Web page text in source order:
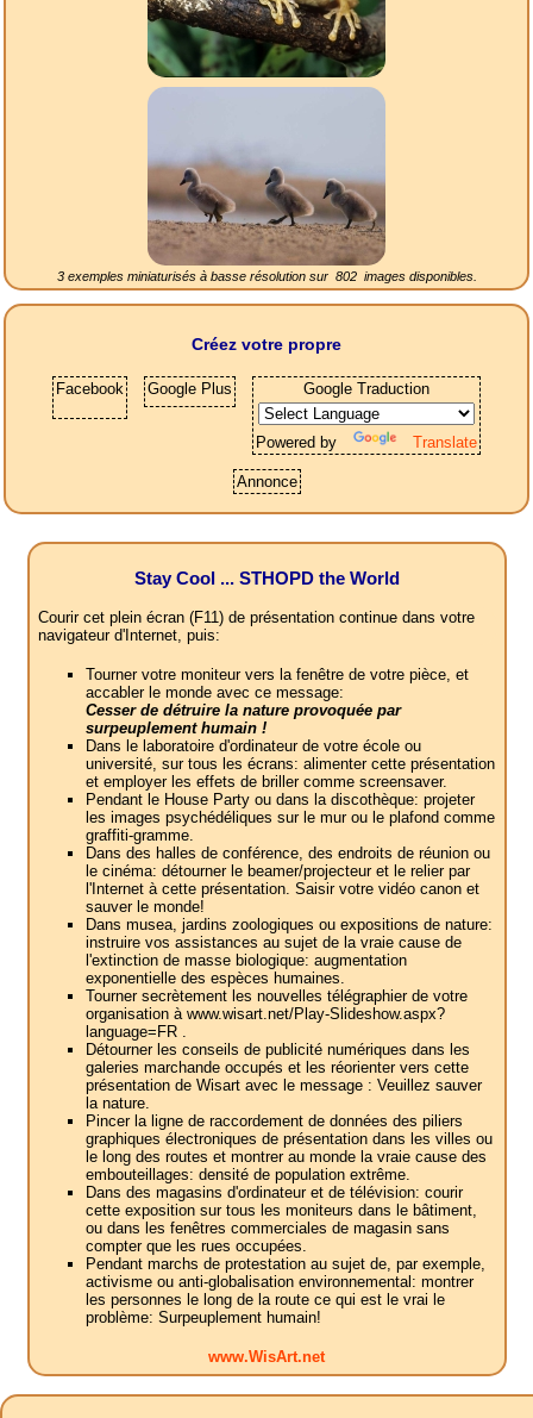
3 exemples miniaturisés à basse résolution sur 802images disponibles.
Créez votre propre
Facebook Google Plus Google Traduction
Powered by Translate
Annonce
Stay Cool ... STHOPD the World
Courir cet plein écran (F11) de présentation continue dans votre
navigateur d'Internet, puis:
Tourner votre moniteur vers la fenêtre de votre pièce, et
accabler le monde avec ce message:
Cesser de détruire la nature provoquée par
surpeuplement humain !
Dans le laboratoire d'ordinateur de votre école ou
université, sur tous les écrans: alimenter cette présentation
et employer les effets de briller comme screensaver.
Pendant le House Party ou dans la discothèque: projeter
les images psychédéliques sur le mur ou le plafond comme
graffiti-gramme.
Dans des halles de conférence, des endroits de réunion ou
le cinéma: détourner le beamer/projecteur et le relier par
l'Internet à cette présentation. Saisir votre vidéo canon et
sauver le monde!
Dans musea, jardins zoologiques ou expositions de nature:
instruire vos assistances au sujet de la vraie cause de
l'extinction de masse biologique: augmentation
exponentielle des espèces humaines.
Tourner secrètement les nouvelles télégraphier de votre
organisation à www.wisart.net/Play-Slideshow.aspx?
language=FR .
Détourner les conseils de publicité numériques dans les
galeries marchande occupés et les réorienter vers cette
présentation de Wisart avec le message : Veuillez sauver
la nature.
Pincer la ligne de raccordement de données des piliers
graphiques électroniques de présentation dans les villes ou
le long des routes et montrer au monde la vraie cause des
embouteillages: densité de population extrême.
Dans des magasins d'ordinateur et de télévision: courir
cette exposition sur tous les moniteurs dans le bâtiment,
ou dans les fenêtres commerciales de magasin sans
compter que les rues occupées.
Pendant marchs de protestation au sujet de, par exemple,
activisme ou anti-globalisation environnemental: montrer
les personnes le long de la route ce qui est le vrai le
problème: Surpeuplement humain!
www.WisArt.net